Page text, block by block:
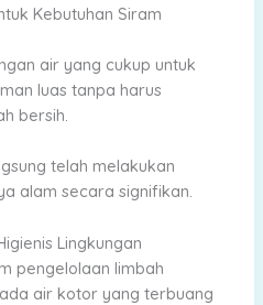
Kebutuhan Siram
air yang cukup untuk
luas tanpa harus
bersih.
telah melakukan
alam secara signifikan.
Lingkungan
pengelolaan limbah
air kotor yang terbuang